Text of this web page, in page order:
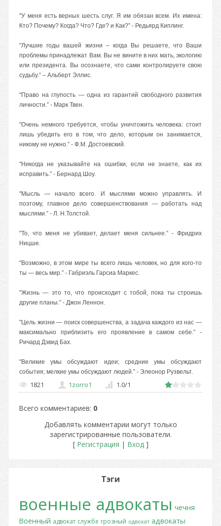
"У меня есть верных шесть слуг. Я им обязан всем. Их имена:
Кто? Почему? Когда? Что? Где? и Как?” - Редьярд Киплинг.
"Лучшие годы вашей жизни – когда Вы решаете, что Ваши
проблемы принадлежат Вам. Вы не вините в них мать, экологию
или президента. Вы осознаете, что сами контролируете свою
судьбу.” – Альберт Эллис.
"Право на глупость — одна из гарантий свободного развития
личности.” - Марк Твен.
"Очень немного требуется, чтобы уничтожить человека: стоит
лишь убедить его в том, что дело, которым он занимается,
никому не нужно.” - Ф.М. Достоевский.
"Никогда не указывайте на ошибки, если не знаете, как их
исправить.” - Бернард Шоу.
"Мысль — начало всего. И мыслями можно управлять. И
поэтому, главное дело совершенствования — работать над
мыслями.” - Л. Н.Толстой.
"То, что меня не убивает, делает меня сильнее.” - Фридрих
Ницше.
"Возможно, в этом мире ты всего лишь человек, но для кого-то
ты — весь мир.” - Габриэль Гарсиа Маркес.
"Жизнь — это то, что происходит с тобой, пока ты строишь
другие планы.” - Джон Леннон.
"Цель жизни — поиск совершенства, а задача каждого из нас —
максимально приблизить его проявление в самом себе.” -
Ричард Дэвид Бах.
"Великие умы обсуждают идеи; средние умы обсуждают
события; мелкие умы обсуждают людей.” - Элеонор Рузвельт.
1821 1zorro1 1.0/1
Всего комментариев: 0
Добавлять комментарии могут только
зарегистрированные пользователи.
[ Регистрация | Вход]
Тэги
военные адвокаты чечня
Военный адвокат службе грозный одвокат адвокаты